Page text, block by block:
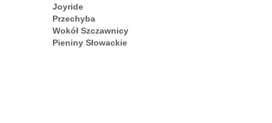
Joyride
Przechyba
Wokół Szczawnicy
Pieniny Słowackie